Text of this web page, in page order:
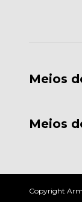
Meios
Meios
Copyright